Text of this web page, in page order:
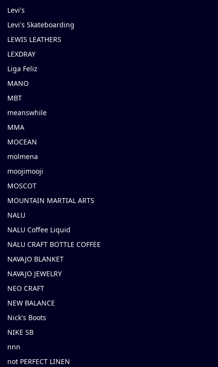
Levi's
Levi's Skateboarding
LEWIS LEATHERS
LEXDRAY
Liga Feliz
MANO
MBT
meanswhile
MMA
MOCEAN
molmena
moojimooji
MOSCOT
MOUNTAIN MARTIAL ARTS
NALU
NALU Coffee Liquid
NALU CRAFT BOTTLE COFFEE
NAVAJO BLANKET
NAVAJO JEWELRY
NEO CRAFT
NEW BALANCE
Nick's Boots
NIKE SB
nnn
not PERFECT LINEN